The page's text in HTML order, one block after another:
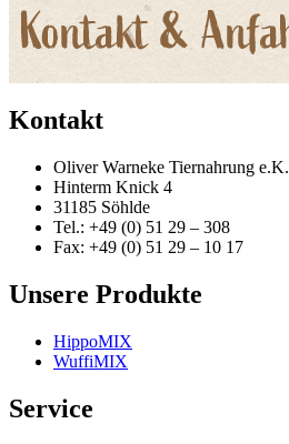
Kontakt
Oliver Warneke Tiernahrung e.K.
Hinterm Knick 4
31185 Söhlde
Tel.: +49 (0) 51 29 – 308
Fax: +49 (0) 51 29 – 10 17
Unsere Produkte
HippoMIX
WuffiMIX
Service